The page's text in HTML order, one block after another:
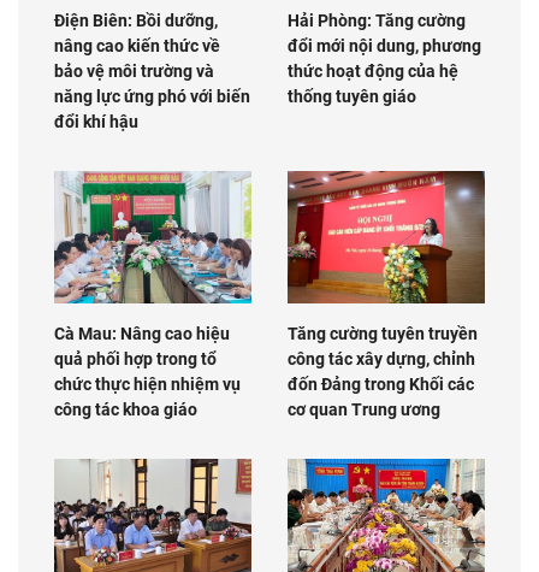
Điện Biên: Bồi dưỡng,
nâng cao kiến thức về
bảo vệ môi trường và
năng lực ứng phó với biến
đổi khí hậu
Hải Phòng: Tăng cường
đổi mới nội dung, phương
thức hoạt động của hệ
thống tuyên giáo
Cà Mau: Nâng cao hiệu
quả phối hợp trong tổ
chức thực hiện nhiệm vụ
công tác khoa giáo
Tăng cường tuyên truyền
công tác xây dựng, chỉnh
đốn Đảng trong Khối các
cơ quan Trung ương